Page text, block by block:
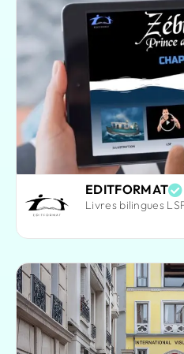
EDITFORMAT
Livres bilingues